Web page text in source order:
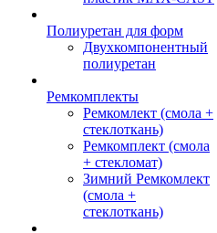
Полиуретан для форм
Двухкомпонентный
полиуретан
Ремкомплекты
Ремкомлект (смола +
стеклоткань)
Ремкомплект (смола
+ стекломат)
Зимний Ремкомлект
(смола +
стеклоткань)